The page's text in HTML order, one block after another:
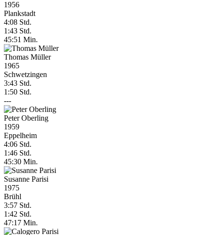
1956
Plankstadt
4:08 Std.
1:43 Std.
45:51 Min.
Thomas Müller
1965
Schwetzingen
3:43 Std.
1:50 Std.
---
Peter Oberling
1959
Eppelheim
4:06 Std.
1:46 Std.
45:30 Min.
Susanne Parisi
1975
Brühl
3:57 Std.
1:42 Std.
47:17 Min.